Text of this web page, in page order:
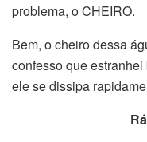
problema, o CHEIRO.
Bem, o cheiro dessa
confesso que
ele se dissipa